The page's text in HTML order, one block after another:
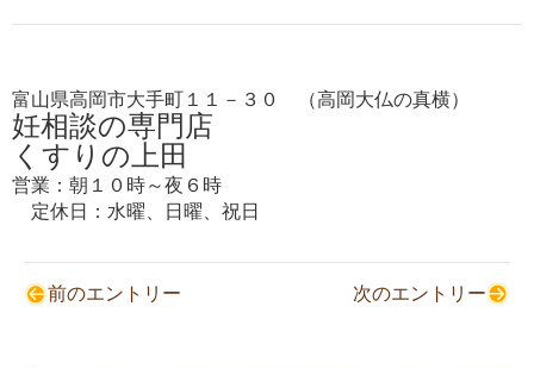
富山県高岡市大手町１１－３０ （高岡大仏の真横）
妊相談の専門店
くすりの上田
営業：朝１０時～夜６時
定休日：水曜、日曜、祝日
前のエントリー 次のエントリー